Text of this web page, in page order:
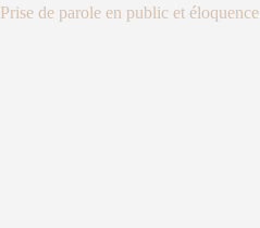
Prise de parole en public et éloquence